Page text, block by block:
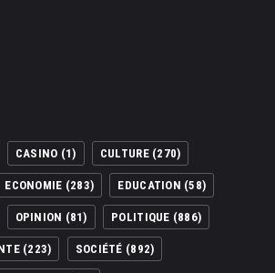
CASINO (1) CULTURE(270)
ECONOMIE (283) EDUCATION (58)
OPINION (81) POLITIQUE (886)
(223) SOCIÉTÉ (892)